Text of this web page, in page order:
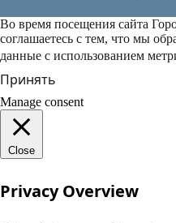
Во время посещения сайта
соглашаетесь с тем, что мы
данные с использованием
Принять
Manage consent
Close
Privacy Overview